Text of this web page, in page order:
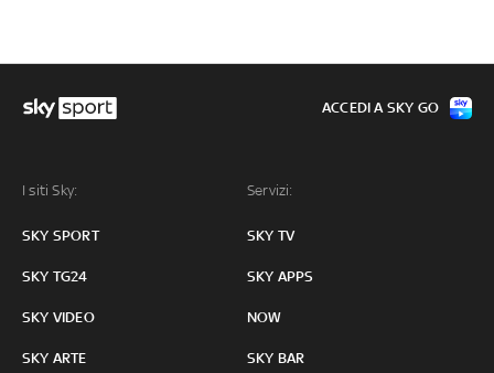
I siti Sky:
SKY SPORT
SKY TG24
SKY VIDEO
SKY ARTE
Servizi:
SKY TV
SKY APPS
NOW
SKY BAR
ACCEDI A SKY GO